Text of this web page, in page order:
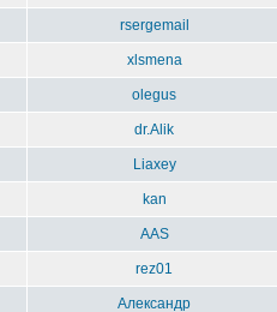
rsergemail
xlsmena
olegus
dr.Alik
Liaxey
kan
AAS
rez01
Александр